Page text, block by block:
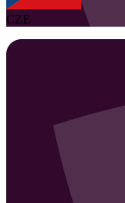
CZE